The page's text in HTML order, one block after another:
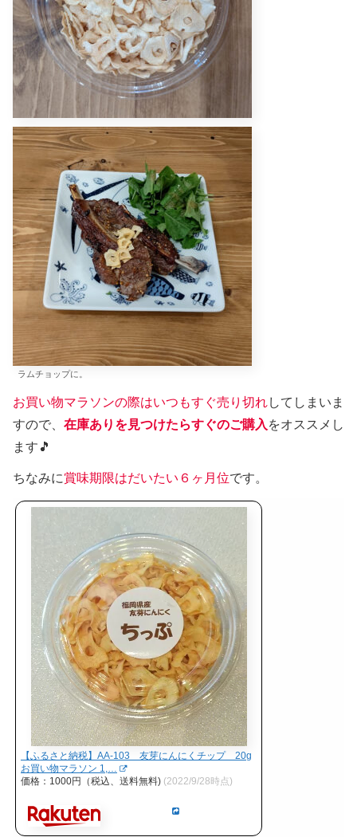
ラムチョップに。
お買い物マラソンの際はいつもすぐ売り切れしてしまいま
すので、 在庫ありを見つけたらすぐのご購入 をオススメし
ます🎵
ちなみに賞味期限はだいたい６ヶ月位です。
【ふるさと納税】AA-103 友芽にんにくチップ 20g
お買い物マラソン 1,…
価格：1000円（税込、送料無料) (2022/9/28時点)